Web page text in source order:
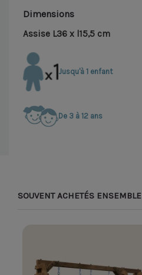
Dimensions
Assise L36 x l15,5 cm
Jusqu'à 1 enfant
De 3 à 12 ans
SOUVENT ACHETÉS ENSEMBLE